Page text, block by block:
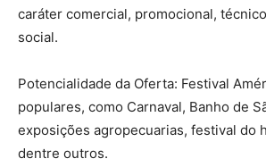
caráter comercial, promocional,
social.
Potencialidade da Oferta: Festival
populares, como Carnaval, Banho de
exposições agropecuarias, festival do
dentre outros.